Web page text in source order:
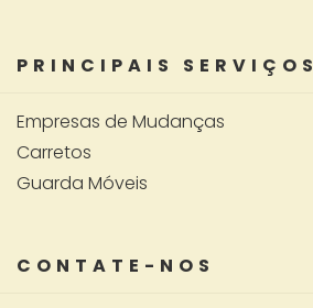
PRINCIPAIS SERVIÇOS
Empresas de Mudanças
Carretos
Guarda Móveis
CONTATE-NOS